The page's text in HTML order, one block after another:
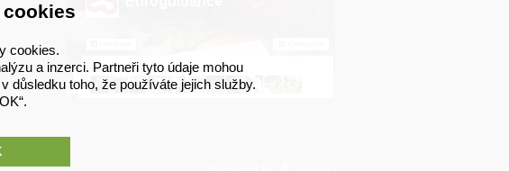
a
cookies
cookies.
a inzerci. Partneři tyto údaje mohou
důsledku toho, že používáte jejich služby.